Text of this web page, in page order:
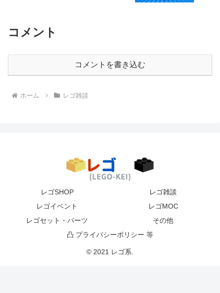
コメント
コメントを書き込む
ホーム レゴ雑談
レゴSHOP
レゴ雑談
レゴイベント
レゴMOC
レゴセット・パーツ
その他
凸 プライバシーポリシー 等
© 2021 レゴ系.